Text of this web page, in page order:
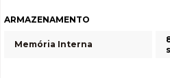
ARMAZENAMENTO
Memória Interna